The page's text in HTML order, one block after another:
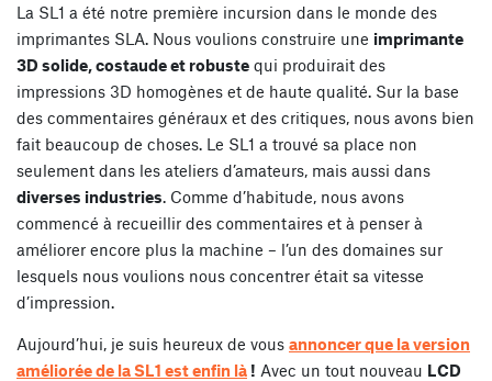
La SL1 a été notre première incursion dans le monde des
imprimantes SLA. Nous voulions construire une imprimante
3D solide, costaude et robuste qui produirait des
impressions 3D homogènes et de haute qualité. Sur la base
des commentaires généraux et des critiques, nous avons bien
fait beaucoup de choses. Le SL1 a trouvé sa place non
seulement dans les ateliers d’amateurs, mais aussi dans
diverses industries. Comme d’habitude, nous avons
commencé à recueillir des commentaires et à penser à
améliorer encore plus la machine – l’un des domaines sur
lesquels nous voulions nous concentrer était sa vitesse
d’impression.
Aujourd’hui, je suis heureux de vous annoncer que la version
améliorée de la SL1 est enfin là ! Avec un tout nouveau LCD